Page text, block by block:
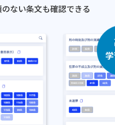
ない条文も確認できる